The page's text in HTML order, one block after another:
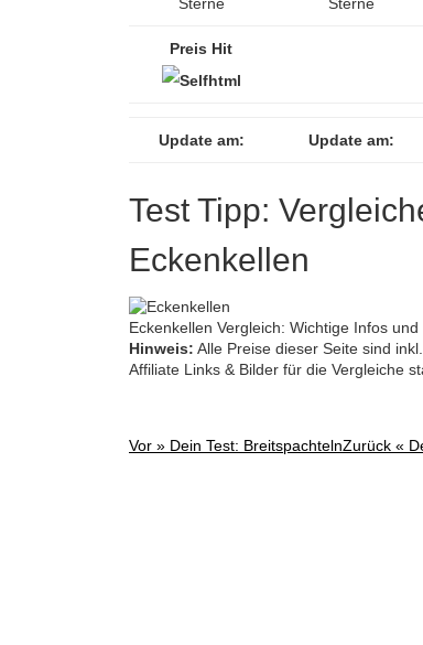
Preis Hit
Update am: Update am:
Test Tipp:
Eckenkellen
Eckenkellen Vergleich: Wichtige Infos
Hinweis: Alle Preise dieser Seite sind
Affiliate Links & Bilder für die Vergleiche
Vor » Dein Test: BreitspachtelnZurück «